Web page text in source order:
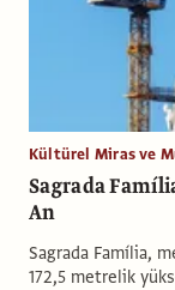
Kültürel Miras ve
Sagrada
An
Sagrada Família,
172,5 metrelik